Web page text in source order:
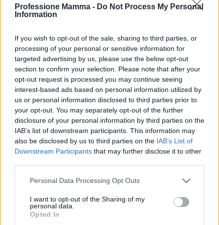
Professione Mamma - Do Not Process My Personal
Information
If you wish to opt-out of the sale, sharing to third parties, or
processing of your personal or sensitive information for
targeted advertising by us, please use the below opt-out
section to confirm your selection. Please note that after your
opt-out request is processed you may continue seeing
interest-based ads based on personal information utilized by
us or personal information disclosed to third parties prior to
your opt-out. You may separately opt-out of the further
disclosure of your personal information by third parties on the
IAB’s list of downstream participants. This information may
also be disclosed by us to third parties on the IAB’s List of
Downstream Participants that may further disclose it to other
Please note that this website/app uses one or more Google
not limited to your visit or usage behaviour. You may click to
grant or deny consent to Google and its third-party tags to
use your data for below specified purposes in below Google
Personal Data Processing Opt Outs
I want to opt-out of the Sharing of my
personal data.
Opted In
Continua a leggere
NEWS E ATTUALITÀ